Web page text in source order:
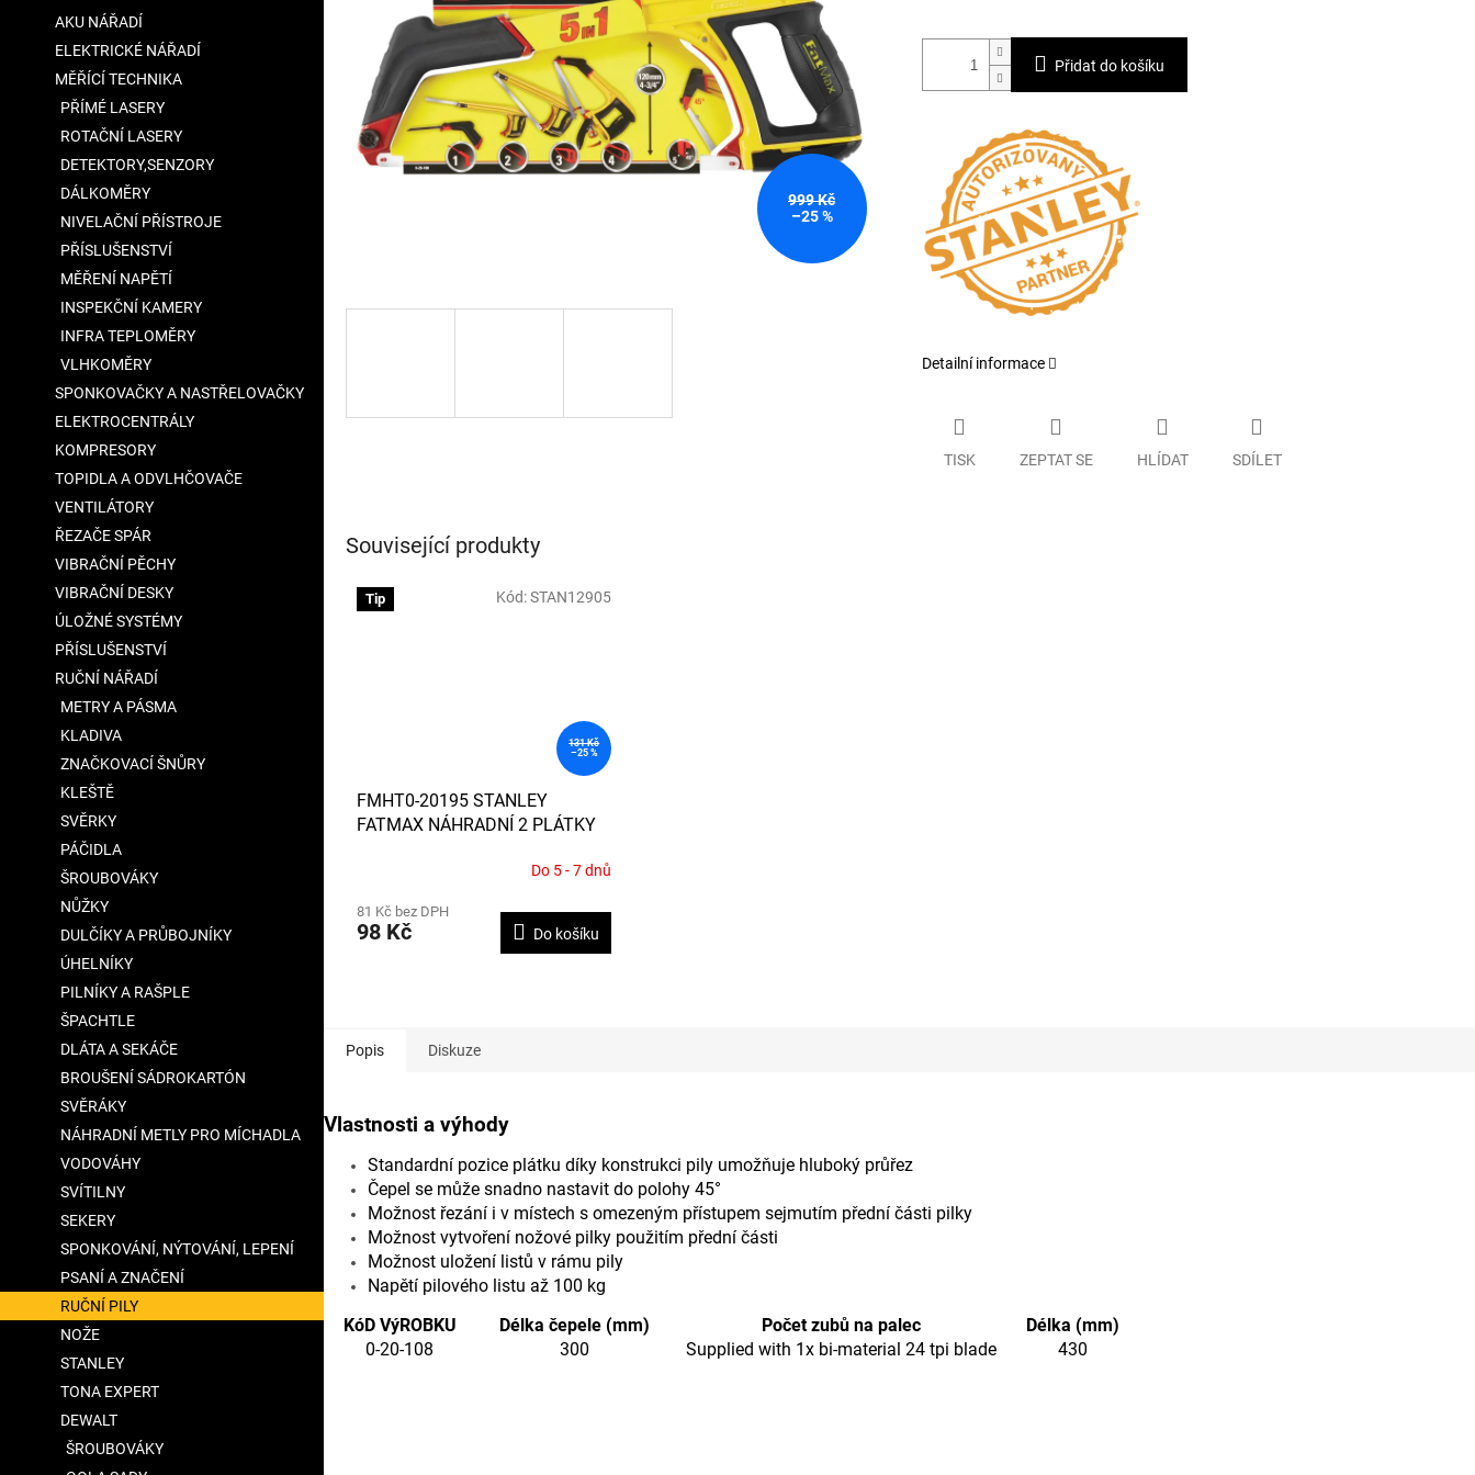
AKU NÁŘADÍ
ELEKTRICKÉ NÁŘADÍ
MĚŘÍCÍ TECHNIKA
PŘÍMÉ LASERY
ROTAČNÍ LASERY
DETEKTORY,SENZORY
DÁLKOMĚRY
NIVELAČNÍ PŘÍSTROJE
PŘÍSLUŠENSTVÍ
MĚŘENÍ NAPĚTÍ
INSPEKČNÍ KAMERY
INFRA TEPLOMĚRY
VLHKOMĚRY
SPONKOVAČKY A NASTŘELOVAČKY
ELEKTROCENTRÁLY
KOMPRESORY
TOPIDLA A ODVLHČOVAČE
VENTILÁTORY
ŘEZAČE SPÁR
VIBRAČNÍ PĚCHY
VIBRAČNÍ DESKY
ÚLOŽNÉ SYSTÉMY
PŘÍSLUŠENSTVÍ
RUČNÍ NÁŘADÍ
METRY A PÁSMA
KLADIVA
ZNAČKOVACÍ ŠNŮRY
KLEŠTĚ
SVĚRKY
PÁČIDLA
ŠROUBOVÁKY
NŮŽKY
DULČÍKY A PRŮBOJNÍKY
ÚHELNÍKY
PILNÍKY A RAŠPLE
ŠPACHTLE
DLÁTA A SEKÁČE
BROUŠENÍ SÁDROKARTÓN
SVĚRÁKY
NÁHRADNÍ METLY PRO MÍCHADLA
VODOVÁHY
SVÍTILNY
SEKERY
SPONKOVÁNÍ, NÝTOVÁNÍ, LEPENÍ
PSANÍ A ZNAČENÍ
RUČNÍ PILY
NOŽE
STANLEY
TONA EXPERT
DEWALT
ŠROUBOVÁKY
999 Kč
–25 %
Přidat do košíku
Detailní informace
TISK ZEPTAT SE HLÍDAT SDÍLET
Související produkty
Tip
131 Kč
–25 %
FMHT0-20195 STANLEY
FATMAX NÁHRADNÍ 2 PLÁTKY
produktu
je
Do 5 - 7 dnů
81 Kč bez DPH
98 Kč Do košíku
Kód:STAN12905
Popis Diskuze
Vlastnosti a výhody
Standardní pozice plátku díky konstrukci pily umožňuje hluboký průřez
Čepel se může snadno nastavit do polohy 45°
Možnost řezání i v místech s omezeným přístupem sejmutím přední části pilky
Možnost vytvoření nožové pilky použitím přední části
Možnost uložení listů v rámu pily
Napětí pilového listu až 100 kg
KóD VýROBKU
Délka čepele (mm) Počet zubů na palec
Délka (mm)
0-20-108
300 Supplied with 1x bi-material 24 tpi blade 430